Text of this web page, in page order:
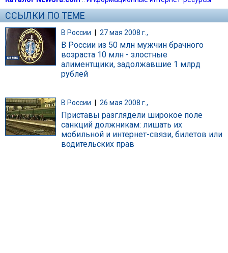
ССЫЛКИ ПО ТЕМЕ
В России | 27 мая 2008 г.,
В России из 50 млн мужчин брачного
возраста 10 млн - злостные
алиментщики, задолжавшие 1 млрд
рублей
В России 26 мая 2008 г.,
Приставы разглядели широкое поле
санкций должникам: лишать их
мобильной и интернет-связи, билетов или
водительских прав